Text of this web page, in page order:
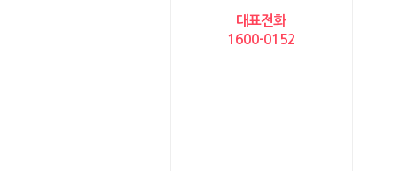
대표전화
1600-0152